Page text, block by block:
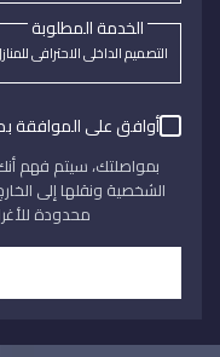
الخدمة المطلوبة
أوافق على الموافقة
بمواصلتك، سيتم فهم
الشخصية ونقلها إلى
محدودة